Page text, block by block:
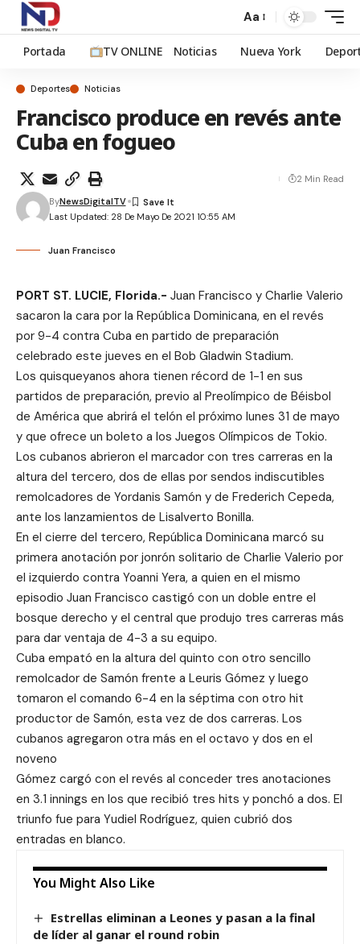
Aa
Portada TV ONLINE Noticias Nueva York
Deportes Noticias
Francisco produce en revés ante
Cuba en fogueo
Last Updated: 28 De Mayo De 2021 10:55 AM
ByNewsDigitalTV
2 Min Read
Juan Francisco
PORT ST. LUCIE, Florida.- Juan Francisco y Charlie Valerio
sacaron la cara por la República Dominicana, en el revés
por 9-4 contra Cuba en partido de preparación
celebrado este jueves en el Bob Gladwin Stadium.
Los quisqueyanos ahora tienen récord de 1-1 en sus
partidos de preparación, previo al Preolímpico de Béisbol
de América que abrirá el telón el próximo lunes 31 de mayo
y que ofrece un boleto a los Juegos Olímpicos de Tokio.
Los cubanos abrieron el marcador con tres carreras en la
altura del tercero, dos de ellas por sendos indiscutibles
remolcadores de Yordanis Samón y de Frederich Cepeda,
ante los lanzamientos de Lisalverto Bonilla.
En el cierre del tercero, República Dominicana marcó su
primera anotación por jonrón solitario de Charlie Valerio por
el izquierdo contra Yoanni Yera, a quien en el mismo
episodio Juan Francisco castigó con un doble entre el
bosque derecho y el central que produjo tres carreras más
para dar ventaja de 4-3 a su equipo.
Cuba empató en la altura del quinto con otro sencillo
remolcador de Samón frente a Leuris Gómez y luego
tomaron el comando 6-4 en la séptima con otro hit
productor de Samón, esta vez de dos carreras. Los
cubanos agregaron otra más en el octavo y dos en el
noveno
Gómez cargó con el revés al conceder tres anotaciones
en 3.1 innings en los que recibió tres hits y ponchó a dos. El
triunfo fue para Yudiel Rodríguez, quien cubrió dos
entradas en blanco.
You Might Also Like
Estrellas eliminan a Leones y pasan a la final
de líder al ganar el round robin